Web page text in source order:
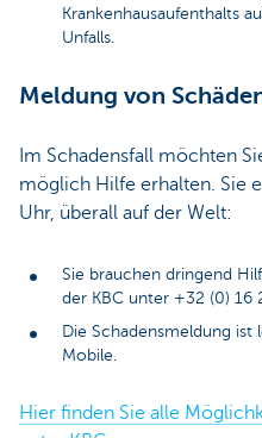
Krankenhausaufenthalts
Unfalls.
Meldung von
Im Schadensfall möchten
möglich Hilfe erhalten. Sie
Uhr, überall auf der Welt:
Sie brauchen dringend
der KBC unter +32 (0) 16
Die Schadensmeldung
Mobile.
Hier finden Sie alle